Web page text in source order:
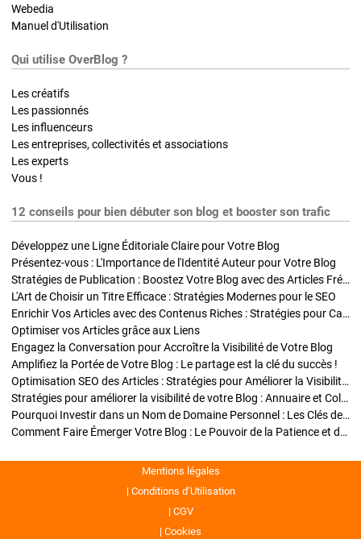
Webedia
Manuel d'Utilisation
Qui utilise OverBlog ?
Les créatifs
Les passionnés
Les influenceurs
Les entreprises, collectivités et associations
Les experts
Vous !
12 conseils pour bien débuter son blog et booster son trafic
Développez une Ligne Éditoriale Claire pour Votre Blog
Présentez-vous : L'Importance de l'Identité Auteur pour Votre Blog
Stratégies de Publication : Boostez Votre Blog avec des Articles Fréquents et Exclusifs
L'Art de Choisir un Titre Efficace : Stratégies Modernes pour le SEO
Enrichir Vos Articles avec des Contenus Riches : Stratégies pour Captiver et Optimiser
Optimiser vos Articles grâce aux Liens
Engagez la Conversation pour Accroître la Visibilité de Votre Blog
Amplifiez la Portée de Votre Blog : Le partage est la clé du succès !
Optimisation SEO des Articles : Stratégies pour Améliorer la Visibilité de Votre Blog
Stratégies pour améliorer la visibilité de votre Blog : Annuaire et Collaborations
Pourquoi Investir dans un Nom de Domaine Personnel : Les Clés de la Réussite de Votre Blog
Comment Faire Émerger Votre Blog : Le Pouvoir de la Patience et de la Persévérance
Mentions légales
Conditions d’Utilisation
CGV
Cookies